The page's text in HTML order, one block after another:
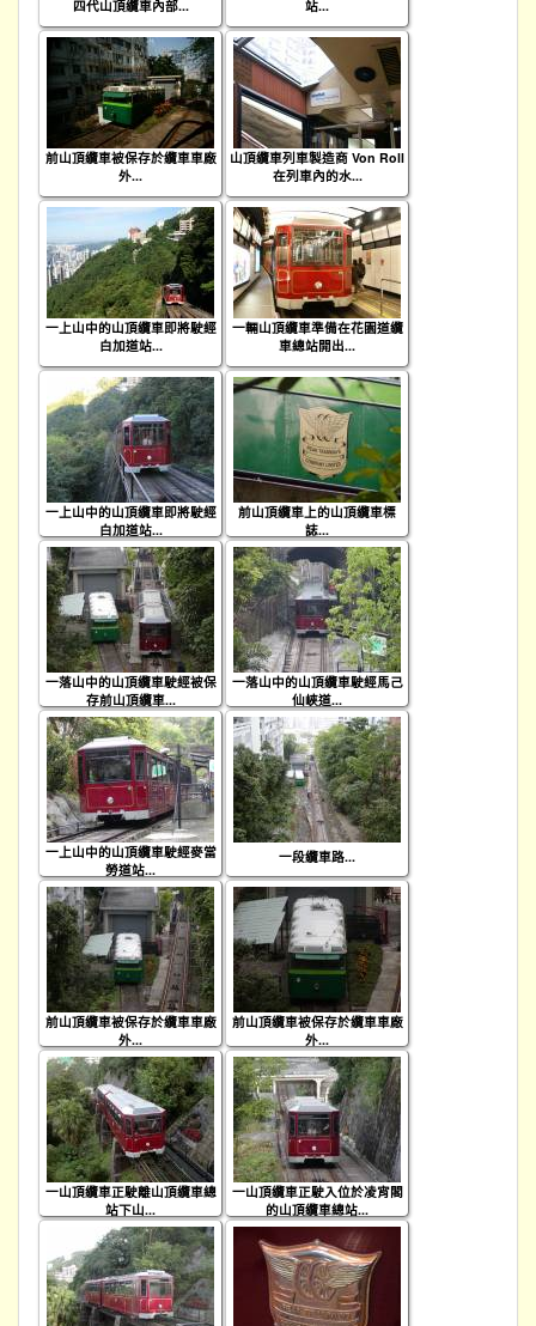
四代山頂纜車內部... 站...
前山頂纜車被保存於纜車車廠
外...
山頂纜車列車製造商 Von Roll
在列車內的水...
一上山中的山頂纜車即將駛經
白加道站...
一輛山頂纜車準備在花園道纜
車總站開出...
一上山中的山頂纜車即將駛經
白加道站...
前山頂纜車上的山頂纜車標
誌...
一落山中的山頂纜車駛經被保
存前山頂纜車...
一落山中的山頂纜車駛經馬己
仙峽道...
一上山中的山頂纜車駛經麥當
勞道站...
一段纜車路...
前山頂纜車被保存於纜車車廠
外...
前山頂纜車被保存於纜車車廠
外...
一山頂纜車正駛離山頂纜車總
站下山...
一山頂纜車正駛入位於凌宵閣
的山頂纜車總站...